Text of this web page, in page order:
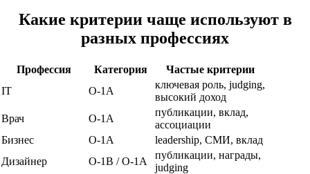
Какие критерии чаще используют в
разных профессиях
Профессия Категория
Частые критерии
IT
O-1A
ключевая роль, judging,
высокий доход
Врач
O-1A
публикации, вклад,
ассоциации
Бизнес
O-1A
leadership, СМИ, вклад
Дизайнер
O-1B / O-1A
публикации, награды,
judging